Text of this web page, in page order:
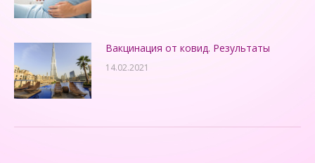
Вакцинация от ковид. Результаты
14.02.2021